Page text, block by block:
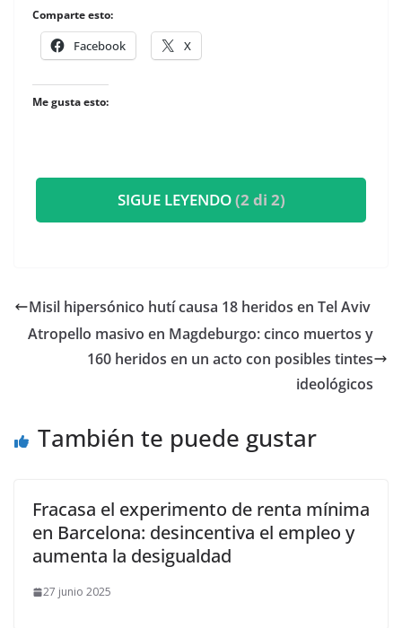
Comparte esto:
Facebook X
Me gusta esto:
SIGUE LEYENDO(2 di 2)
Misil hipersónico hutí causa 18 heridos en Tel Aviv
Atropello masivo en Magdeburgo: cinco muertos y
160 heridos en un acto con posibles tintes
ideológicos
También te puede gustar
Fracasa el experimento de renta mínima
en Barcelona: desincentiva el empleo y
aumenta la desigualdad
27 junio 2025